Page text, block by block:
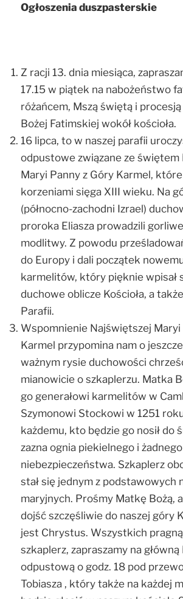
Ogłoszenia duszpasterskie
Z racji 13. dnia miesiąca,
17.15 w piątek na nabożeństwo
różańcem, Mszą świętą i
Bożej Fatimskiej wokół kościoła.
16 lipca, to w naszej parafii
odpustowe związane ze świętem
Maryi Panny z Góry Karmel,
korzeniami sięga XIII wieku. Na
(północno-zachodni Izrael)
proroka Eliasza prowadzili
modlitwy. Z powodu
do Europy i dali początek
karmelitów, który pięknie wpisał
duchowe oblicze Kościoła, a
Parafii.
Wspomnienie Najświętszej Maryi
Karmel przypomina nam o
ważnym rysie duchowości
mianowicie o szkaplerzu. Matka
go generałowi karmelitów w
Szymonowi Stockowi w 1251
każdemu, kto będzie go nosił do
zazna ognia piekielnego i
niebezpieczeństwa. Szkaplerz
stał się jednym z podstawowych
maryjnych. Prośmy Matkę Bożą,
dojść szczęśliwie do naszej góry
jest Chrystus. Wszystkich
szkaplerz, zapraszamy na
odpustową o godz. 18 pod
Tobiasza , który także na każdej